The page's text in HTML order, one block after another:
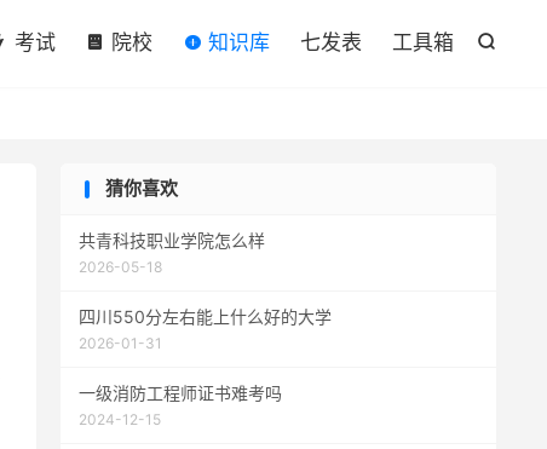

考试 院校 知识库 七发表 工具箱
猜你喜欢
共青科技职业学院怎么样
2026-05-18
四川550分左右能上什么好的大学
2026-01-31
一级消防工程师证书难考吗
2024-12-15